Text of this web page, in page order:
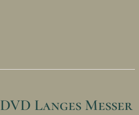
DVD Langes Messer